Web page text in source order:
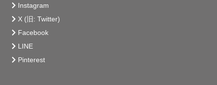
Instagram
X (旧: Twitter)
Facebook
LINE
Pinterest